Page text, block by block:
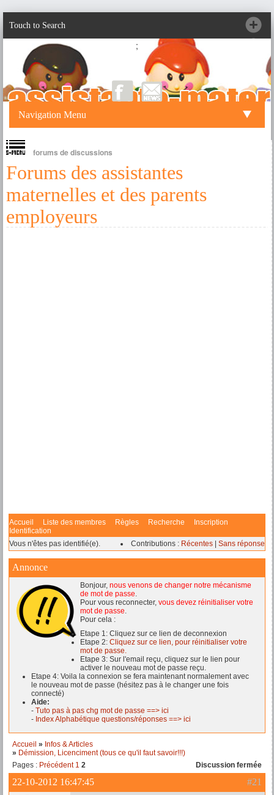
Touch to Search
;
Navigation Menu
forums de discussions
Forums des assistantes
maternelles et des parents
employeurs
Accueil Liste des membres Règles Recherche
Inscription
Identification
Vous n'êtes pas identifié(e).
Contributions : Récentes Sans réponse
Annonce
Bonjour, nous venons de changer notre mécanisme
de mot de passe.
Pour vous reconnecter, vous devez réinitialiser votre
mot de passe.
Pour cela :
Etape 1: Cliquez sur ce lien de deconnexion
Etape 2: Cliquez sur ce lien, pour réinitialiser votre
mot de passe.
Etape 3: Sur l'email reçu, cliquez sur le lien pour
activer le nouveau mot de passe reçu.
Etape 4: Voila la connexion se fera maintenant normalement avec
le nouveau mot de passe (hésitez pas à le changer une fois
connecté)
Aide:
- Tuto pas à pas chg mot de passe ==> ici
- Index Alphabétique questions/réponses ==> ici
Accueil » Infos & Articles
» Démission, Licenciment (tous ce qu'il faut savoir!!!)
Pages : Précédent 1 2 Discussion fermée
#21
22-10-2012 16:47:45